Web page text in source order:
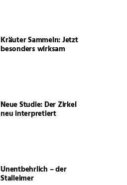
Kräuter Sammeln: Jetzt
besonders wirksam
Neue Studie: Der Zirkel
neu interpretiert
Unentbehrlich – der
Stalleimer